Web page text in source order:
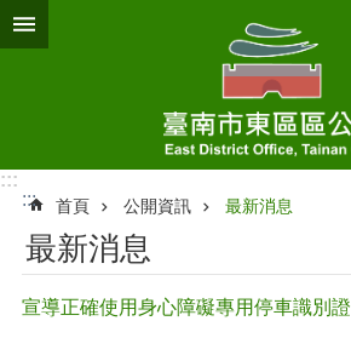
跳到主要內容區塊
:::
:::
首頁 公開資訊 最新消息
最新消息
宣導正確使用身心障礙專用停車識別證